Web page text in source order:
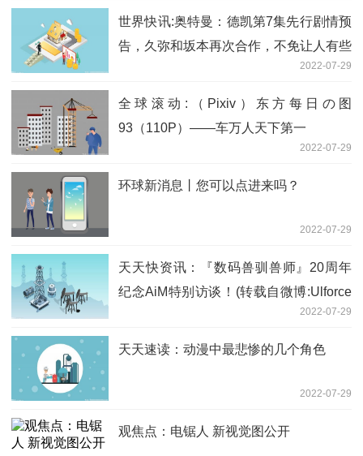
世界快讯:奥特曼：德凯第7集先行剧情预
告，久弥和坂本再次合作，不免让人有些
2022-07-29
全球滚动:（Pixiv）东方每日の图
93（110P）——车万人天下第一
2022-07-29
环球新消息丨您可以点进来吗？
2022-07-29
天天快资讯：『数码兽驯兽师』20周年
纪念AiM特别访谈！(转载自微博:Ulforce
2022-07-29
天天速读：动漫中最悲惨的几个角色
2022-07-29
观焦点：电锯人 新视觉图公开